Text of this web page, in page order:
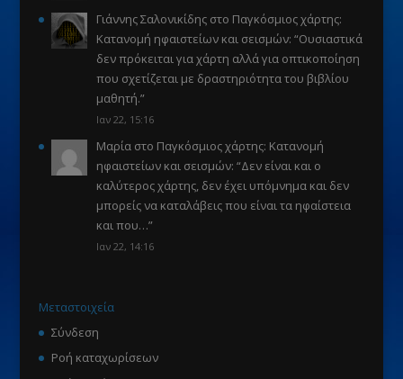
Γιάννης Σαλονικίδηςστο Παγκόσμιος χάρτης:
Κατανομή ηφαιστείων και σεισμών: “Ουσιαστικά
δεν πρόκειται για χάρτη αλλά για οπτικοποίηση
που σχετίζεται με δραστηριότητα του βιβλίου
μαθητή.”
Ιαν 22, 15:16
Μαρίαστο Παγκόσμιος χάρτης: Κατανομή
ηφαιστείων και σεισμών: “Δεν είναι και ο
καλύτερος χάρτης, δεν έχει υπόμνημα και δεν
μπορείς να καταλάβεις που είναι τα ηφαίστεια
και που…”
Ιαν 22, 14:16
Μεταστοιχεία
Σύνδεση
Ροή καταχωρίσεων